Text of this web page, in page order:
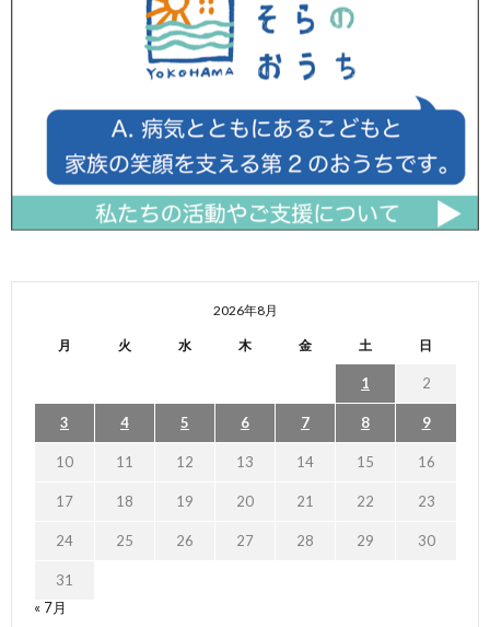
2026年8月
月 火 水 木 金 土 日
1 2
3 4 5 6 7 8 9
10 11 12 13 14 15 16
17 18 19 20 21 22 23
24 25 26 27 28 29 30
31
« 7月